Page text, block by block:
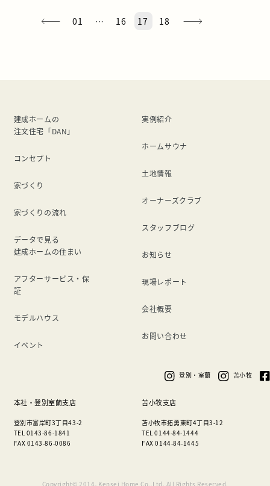
01 … 16 17 18
建成ホームの
注文住宅「DAN」
コンセプト
家づくり
家づくりの流れ
データで見る
建成ホームの住まい
アフターサービス・保
証
モデルハウス
イベント
実例紹介
ホームサウナ
土地情報
オーナーズクラブ
スタッフブログ
お知らせ
現場レポート
会社概要
お問い合わせ
本社・登別室蘭支店
登別市富岸町3丁目43-2
TEL 0143-86-1841
FAX 0143-86-0086
苫小牧支店
苫小牧市拓勇東町4丁目3-12
TEL 0144-84-1444
FAX 0144-84-1445
登別・室蘭 苫小牧
Copyright© 2014- Kensei Home Co.,Ltd. All Rights Reserved.